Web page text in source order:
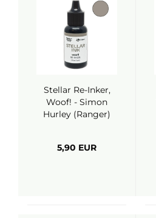
Stellar Re-Inker,
Woof! - Simon
Hurley (Ranger)
5,90 EUR